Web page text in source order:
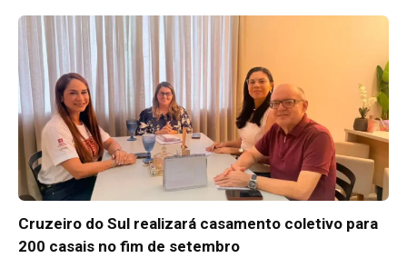
Cruzeiro do Sul realizará casamento coletivo para
200 casais no fim de setembro